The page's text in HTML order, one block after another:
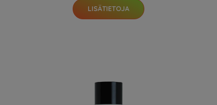
LISÄTIETOJA